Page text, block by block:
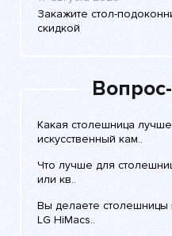
Закажите стол-
скидкой
Какая столешница лучше
искусственный кам..
Что лучше для
или кв..
Вы делаете столешницы
LG HiMacs..